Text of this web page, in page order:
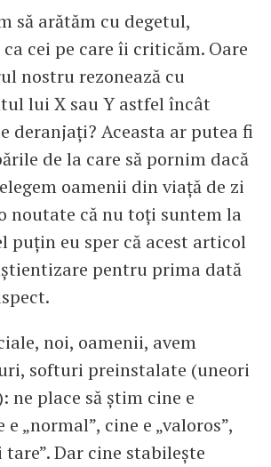
să arătăm cu degetul,
cei pe care îi criticăm. Oare
nostru rezonează cu
lui X sau Y astfel încât
deranjați? Aceasta ar putea fi
de la care să pornim dacă
oamenii din viață de zi
noutate că nu toți suntem la
puțin eu sper că acest articol
pentru prima dată
noi, oamenii, avem
softuri preinstalate (uneori
ne place să știm cine e
e „normal”, cine e „valoros”,
tare”. Dar cine stabilește